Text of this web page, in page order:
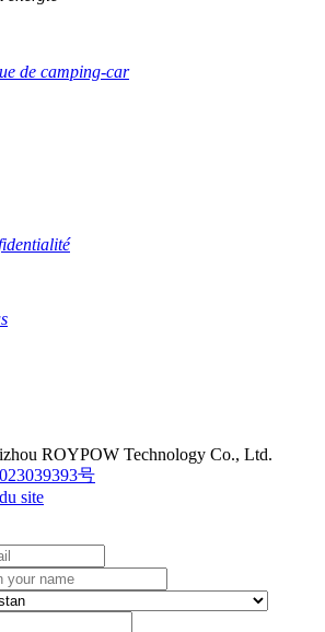
de camping-car
ROYPOW Technology Co., Ltd.
号
site